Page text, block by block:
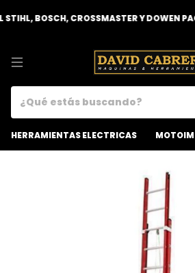
BOSCH, CROSSMASTER Y DOWEN
HERRAMIENTAS ELECTRICAS